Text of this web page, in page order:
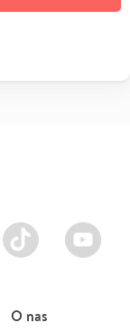
TikTok Youtube
O nas